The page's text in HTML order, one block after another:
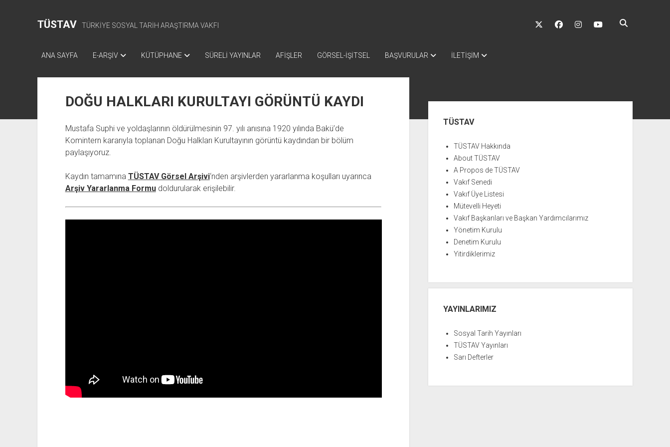
TÜSTAV TÜRKİYE SOSYAL TARİH ARAŞTIRMA VAKFI
twitter facebookinstagramyoutube
ANA SAYFA E-ARŞİV KÜTÜPHANE SÜRELİ YAYINLAR AFİŞLER GÖRSEL-İŞİTSEL BAŞVURULAR İLETİŞİM
DOĞU HALKLARI KURULTAYI GÖRÜNTÜ KAYDI
Mustafa Suphi ve yoldaşlarının öldürülmesinin 97. yılı anısına 1920 yılında Bakü’de
Komintern kararıyla toplanan Doğu Halkları Kurultayının görüntü kaydından bir bölüm
paylaşıyoruz.
Kaydın tamamına TÜSTAV Görsel Arşivi‘nden arşivlerden yararlanma koşulları uyarınca
Arşiv Yararlanma Formudoldurularak erişilebilir.
MenüTÜSTAV
TÜSTAV Hakkında
About TÜSTAV
A Propos de TÜSTAV
Vakıf Senedi
Vakıf Üye Listesi
Mütevelli Heyeti
Vakıf Başkanları ve Başkan Yardımcılarımız
Yönetim Kurulu
Denetim Kurulu
Yitirdiklerimiz
YAYINLARIMIZ
Sosyal Tarih Yayınları
TÜSTAV Yayınları
Sarı Defterler